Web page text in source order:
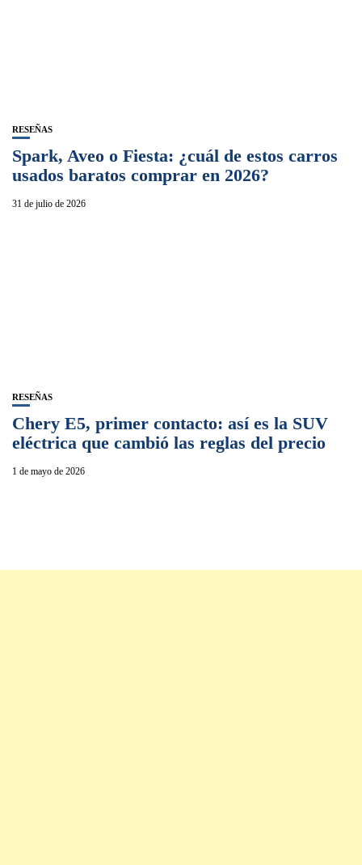
RESEÑAS
Spark, Aveo o Fiesta: ¿cuál de estos carros
usados baratos comprar en 2026?
31 de julio de 2026
RESEÑAS
Chery E5, primer contacto: así es la SUV
eléctrica que cambió las reglas del precio
1 de mayo de 2026